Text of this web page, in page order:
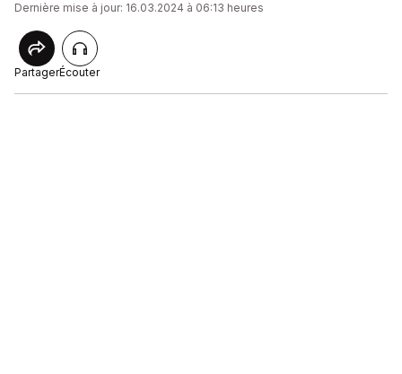
Dernière mise à jour: 16.03.2024 à 06:13 heures
PartagerÉcouter